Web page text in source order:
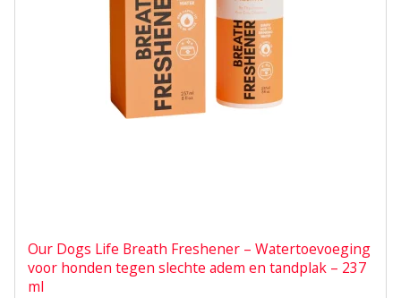
Our Dogs Life Breath Freshener – Watertoevoeging
voor honden tegen slechte adem en tandplak – 237
ml